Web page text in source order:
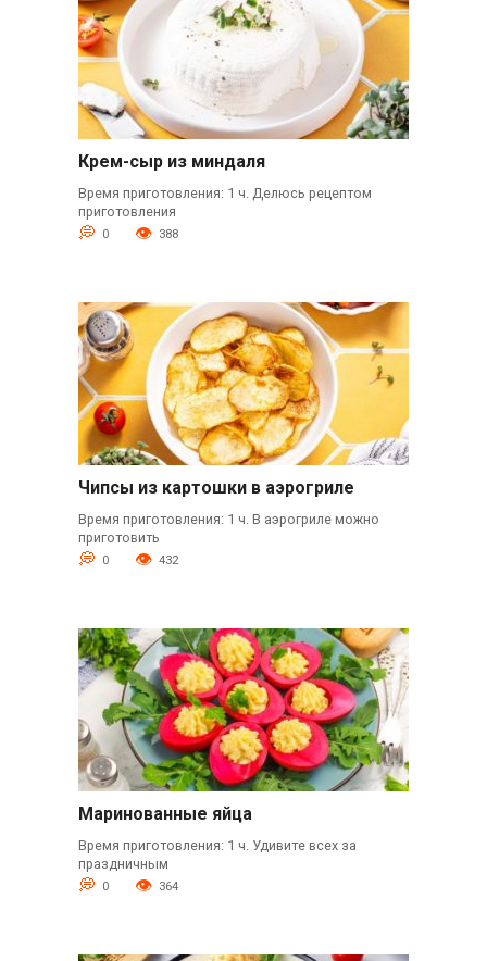
Крем-сыр из миндаля
Время приготовления: 1 ч. Делюсь рецептом
приготовления
0 388
Чипсы из картошки в аэрогриле
Время приготовления: 1 ч. В аэрогриле можно
приготовить
0 432
Маринованные яйца
Время приготовления: 1 ч. Удивите всех за
праздничным
0 364